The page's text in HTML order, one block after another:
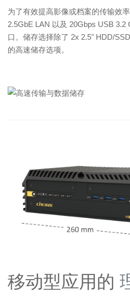
为了有效提高影像或档案的传输效
2.5GbE LAN 以及 20Gbps USB 3.2
口。储存选择除了 2x 2.5" HDD/
的高速储存选项。
移动型应用的